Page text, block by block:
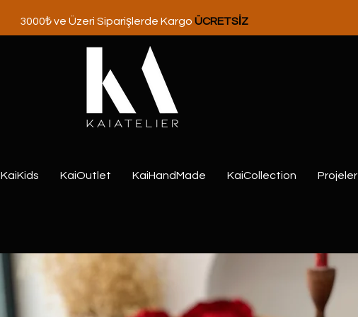
3000₺ ve Üzeri Siparişlerde Kargo ÜCRETSİZ
KaiKids KaiOutlet KaiHandMade KaiCollection Projeler